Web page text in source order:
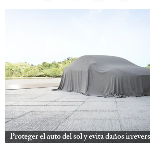
Proteger el auto del sol y evita daños